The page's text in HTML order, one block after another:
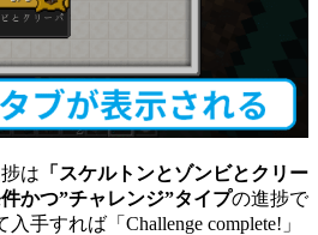
は 「スケルトンとゾンビとクリー
かつ”チャレンジ”タイプの進捗で
手すれば「Challenge complete!」